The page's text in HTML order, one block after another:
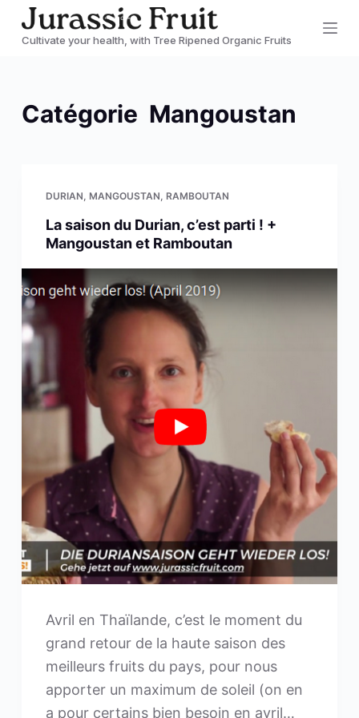
P
a
e
e
n
u
Cultivate your health, with Tree Ripened Organic Fruits
Catégorie Mangoustan
DURIAN, MANGOUSTAN, RAMBOUTAN
La saison du Durian, c’est parti ! +
Mangoustan et Ramboutan
Avril en Thaïlande, c’est le moment du
grand retour de la haute saison des
meilleurs fruits du pays, pour nous
apporter un maximum de soleil (on en
a pour certains bien besoin en avril…